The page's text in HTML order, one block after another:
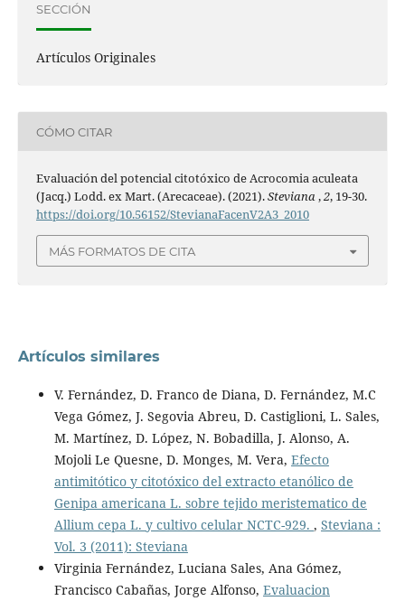
SECCIÓN
Artículos Originales
CÓMO CITAR
Evaluación del potencial citotóxico de Acrocomia aculeata
(Jacq.) Lodd. ex Mart. (Arecaceae). (2021).Steviana,2, 19-30.
https://doi.org/10.56152/StevianaFacenV2A3_2010
MÁS FORMATOS DE CITA
Artículos similares
V. Fernández, D. Franco de Diana, D. Fernández, M.C
Vega Gómez, J. Segovia Abreu, D. Castiglioni, L. Sales,
M. Martínez, D. López, N. Bobadilla, J. Alonso, A.
Mojoli Le Quesne, D. Monges, M. Vera, Efecto
antimitótico y citotóxico del extracto etanólico de
Genipa americana L. sobre tejido meristematico de
Allium cepa L. y cultivo celular NCTC-929. , Steviana :
Vol. 3 (2011): Steviana
Virginia Fernández, Luciana Sales, Ana Gómez,
Francisco Cabañas, Jorge Alfonso, Evaluacion